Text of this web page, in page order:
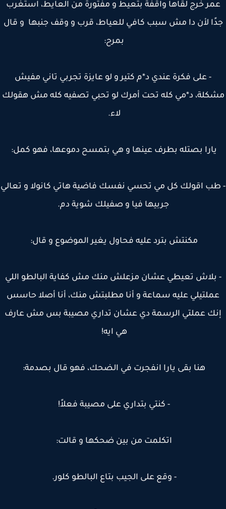
خرج لقاها واقفة بتعيط و مفتورة من العايط، استغرب
لأن دا مش سبب كافي للعياط، قرب و وقف جنبها و قال
بمرح:
- على فكرة عندي د*م كتير و لو عايزة تجربي تاني مفيش
د*مي كله تحت أمرك لو تحبي تصفيه كله مش هقولك
لاء.
يارا بصتله بطرف عينها و هي بتمسح دموعها، فهو كمل:
اقولك كل مي تحسي نفسك فاضية هاتي كانولا و تعالي
جربيها فيا و صفيلك شوية دم.
مكنتش بترد عليه فحاول يغير الموضوع و قال:
تعيطي عشان مزعلش منك مش كفاية البالطو اللي
عليه سماعة و أنا مطلبتش منك، أنا أصلا حاسس
عملتي الرسمة دي عشان تداري مصيبة بس مش عارف
هي ايه!
هنا بقى يارا انفجرت في الضحك، فهو قال بصدمة:
- كنتي بتداري على مصيبة فعلاً!
اتكلمت من بين ضحكها و قالت:
- وقع على الجيب بتاع البالطو كلور.